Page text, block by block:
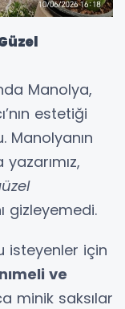
Manolya,
estetiği
Manolyanın
gizleyemedi.
isteyenler için
ve
minik saksılar